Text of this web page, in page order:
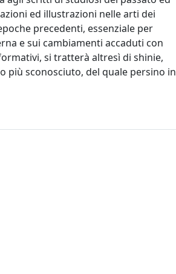
ed illustrazioni nelle arti dei
precedenti, essenziale per
e sui cambiamenti accaduti con
si tratterà altresì di shinie,
più sconosciuto, del quale persino in